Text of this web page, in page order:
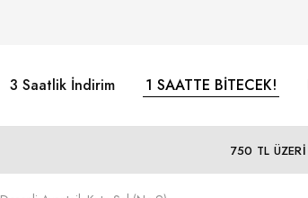
3 Saatlik İndirim 1 SAATTE BİTECEK!
750 TL